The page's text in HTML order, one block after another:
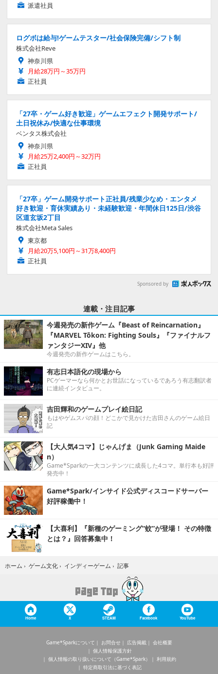
派遣社員
ログボは給与!ゲームテスター/社会保険完備/シフト制
株式会社Reve
神奈川県
月給28万円～35万円
正社員
「27卒・ゲーム好き歓迎」ゲームエフェクト開発サポート/
土日祝休み/快適な仕事環境
ベンタス株式会社
神奈川県
月給25万2,400円～32万円
正社員
「27卒」ゲーム開発サポート正社員/残業少なめ・エンタメ
好き歓迎・育休実績あり・未経験歓迎・年間休日125日/渋谷
区道玄坂2丁目
株式会社Meta Sales
東京都
月給20万5,100円～31万8,400円
正社員
Sponsored by
連載・注目記事
今週発売の新作ゲーム『Beast of Reincarnation』
『MARVEL Tōkon: Fighting Souls』『ファイナルフ
ァンタジーXIV』他
今週発売の新作ゲームはこちら。
有志日本語化の現場から
PCゲーマーなら何かとお世話になっているであろう有志翻訳者
に連続インタビュー。
吉田輝和のゲームプレイ絵日記
もはやゲムスパの顔！どこかで見かけた吉田さんのゲーム絵日
記
【大人気4コマ】じゃんげま（Junk Gaming Maide
n）
Game*Sparkの一大コンテンツに成長した4コマ。単行本も好評
発売中！
Game*Spark/インサイド公式ディスコードサーバー
好評稼働中！
【大喜利】『新種のゲーミング“蚊”が登場！ その特徴
とは？』回答募集中！
ホーム › ゲーム文化 › インディーゲーム › 記事
Home X STEAM Facebook YouTube
Game*Sparkについて お問合せ 広告掲載
会社概要
個人情報保護方針
個人情報の取り扱いについて（Game*Spark）
利用規約
特定商取引法に基づく表記